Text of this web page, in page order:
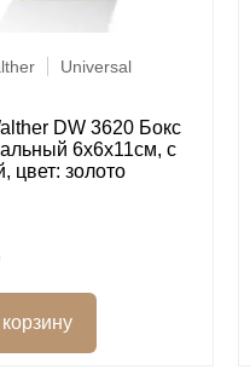
Universal
DW 3620 Бокс
6x6x11см, с
цвет: золото